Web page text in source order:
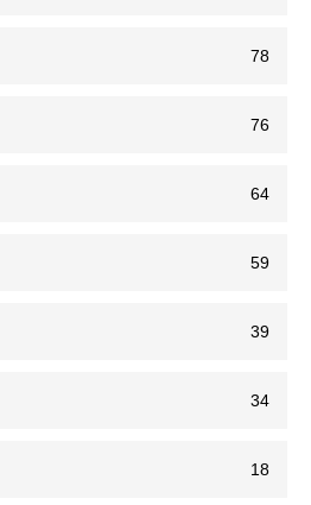
78
76
64
59
39
34
18